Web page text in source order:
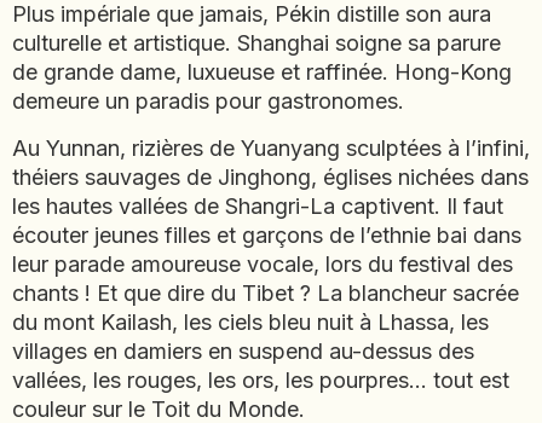
INDE
INDONÉSIE
IRAQ
JAPON
JORDANIE
KAZAKHSTAN
KENYA
KOSOVO
LAOS
LETTONIE
LIBÉRIA
Plus impériale que jamais, Pékin distille son aura
culturelle et artistique. Shanghai soigne sa parure
de grande dame, luxueuse et raffinée. Hong-Kong
demeure un paradis pour gastronomes.
Au Yunnan, rizières de Yuanyang sculptées à l’infini,
théiers sauvages de Jinghong, églises nichées dans
les hautes vallées de Shangri-La captivent. Il faut
écouter jeunes filles et garçons de l’ethnie bai dans
leur parade amoureuse vocale, lors du festival des
chants ! Et que dire du Tibet ? La blancheur sacrée
du mont Kailash, les ciels bleu nuit à Lhassa, les
villages en damiers en suspend au-dessus des
vallées, les rouges, les ors, les pourpres… tout est
couleur sur le Toit du Monde.